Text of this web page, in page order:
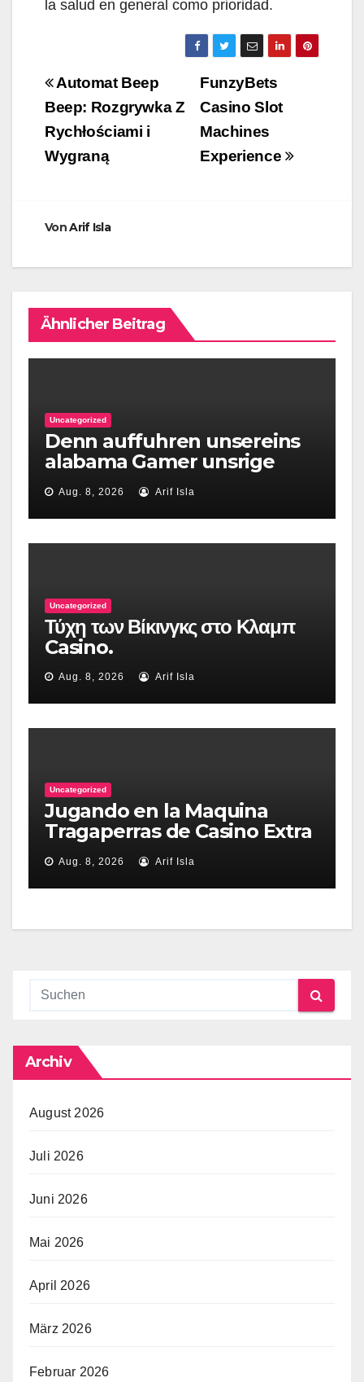
la salud en general como prioridad.
Beitragsnavigation
FunzyBets
Casino Slot
Machines
Experience
Automat Beep
Beep: Rozgrywka Z
Rychłościami i
Wygraną
VonArif Isla
Ähnlicher Beitrag
Uncategorized
Denn auffuhren unsereins
alabama Gamer unsrige
Aussagen bei dem Ernahrer
a & tatigen wichtige
Overforingen
Aug. 8, 2026 Arif Isla
Uncategorized
Τύχη των Βίκινγκς στο Κλαμπ
Casino.
Aug. 8, 2026 Arif Isla
Uncategorized
Jugando en la Maquina
Tragaperras de Casino Extra
con Riesgos y Beneficios
Equnativos.
Aug. 8, 2026 Arif Isla
Archiv
August 2026
Juli 2026
Juni 2026
Mai 2026
April 2026
März 2026
Februar 2026